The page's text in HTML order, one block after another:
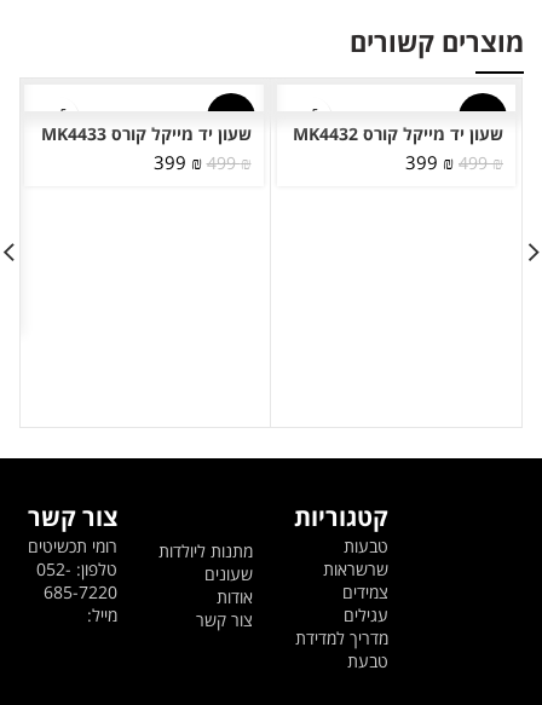
מוצרים קשורים
-20%
שעון יד מייקל קורס MK4432
499₪
המחיר
399 ₪
-20%
שעון יד מייקל קורס MK4433
499₪
המחיר
399 ₪
צור קשר
רומי תכשיטים
טלפון: 052-
685-7220
מייל:
מתנות ליולדות
שעונים
אודות
צור קשר
קטגוריות
טבעות
שרשראות
צמידים
עגילים
מדריך למדידת
טבעת